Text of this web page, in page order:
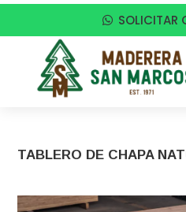
SOLICITAR
TABLERO DE CHAPA